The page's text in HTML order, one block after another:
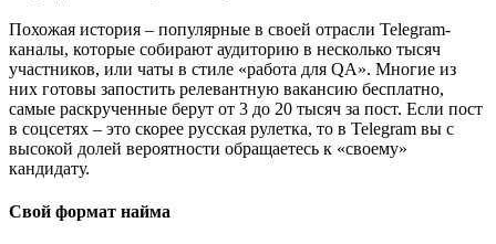
Похожая история – популярные в своей отрасли Telegram-
каналы, которые собирают аудиторию в несколько тысяч
участников, или чаты в стиле «работа для QA». Многие из
них готовы запостить релевантную вакансию бесплатно,
самые раскрученные берут от 3 до 20 тысяч за пост. Если пост
в соцсетях – это скорее русская рулетка, то в Telegram вы с
высокой долей вероятности обращаетесь к «своему»
кандидату.
Свой формат найма